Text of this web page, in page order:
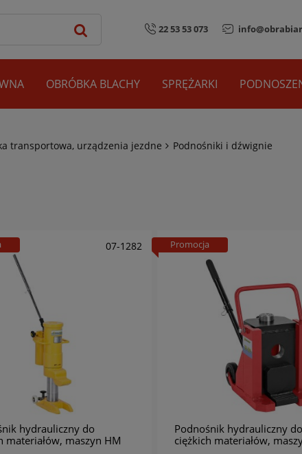
22 53 53 073
OBRÓBKA BLACHY SPRĘŻARKI
transportowa, urządzenia jezdne Podnośniki i dźwignie
07-1282
hydrauliczny do
materiałów, maszyn HM
Podnośnik hydrauliczny do
ciężkich materiałów,
Promocja